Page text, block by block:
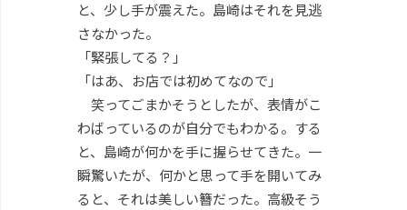
と、少し手が震えた。島崎はそれを見逃
さなかった。
「緊張してる？」
「はあ、お店では初めてなので」
笑ってごまかそうとしたが、表情がこ
わばっているのが自分でもわかる。する
と、島崎が何かを手に握らせてきた。一
瞬驚いたが、何かと思って手を開いてみ
ると、それは美しい簪だった。高級そう